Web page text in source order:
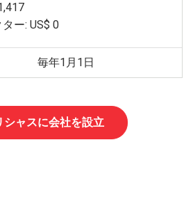
ー: US$ 0
毎年1月1日
シャスに会社を設立